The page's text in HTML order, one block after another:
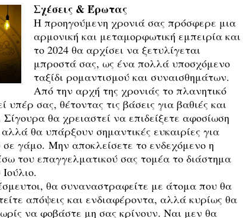
Σχέσεις & Έρωτας
Η προηγούμενη χρονιά σας πρόσφερε μια
αρμονική και μεταμορφωτική εμπειρία και
το 2024 θα αρχίσει να ξετυλίγεται
μπροστά σας, ως ένα πολλά υποσχόμενο
ταξίδι ρομαντισμού και συναισθημάτων.
Από την αρχή της χρονιάς το πλανητικό
υπέρ σας, θέτοντας τις βάσεις για βαθιές και
Σίγουρα θα χρειαστεί να επιδείξετε αφοσίωση
θα υπάρξουν σημαντικές ευκαιρίες για
σε γάμο. Μην αποκλείσετε το ενδεχόμενο η
του επαγγελματικού σας τομέα το διάστημα
θα συναναστραφείτε με άτομα που θα
απόψεις και ενδιαφέροντα, αλλά κυρίως θα
να φοβάστε μη σας κρίνουν. Ναι μεν θα